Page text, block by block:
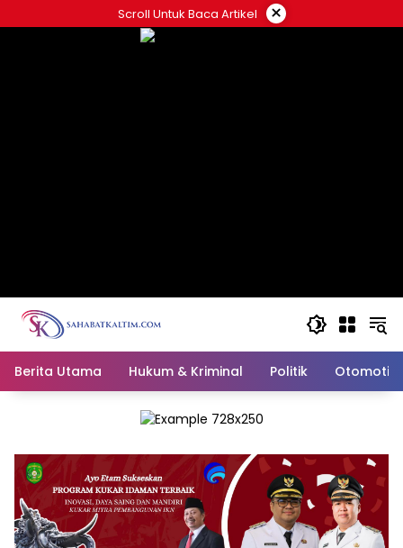
to
Scroll Untuk Baca Artikel ×
Berita Utama Hukum & Kriminal Politik Otomotif